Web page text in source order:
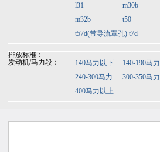
l31
m30b
m32b
t50
t57d(带导流罩孔) t7d
排放标准：
发动机/马力段：
140马力以下 140-190马力
240-300马力
300-350马力
400马力以上